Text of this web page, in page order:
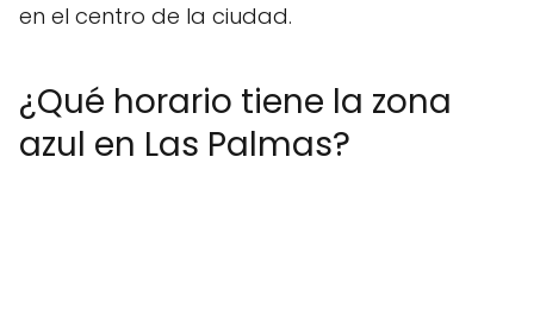
en el centro de la ciudad.
¿Qué horario tiene la zona
azul en Las Palmas?